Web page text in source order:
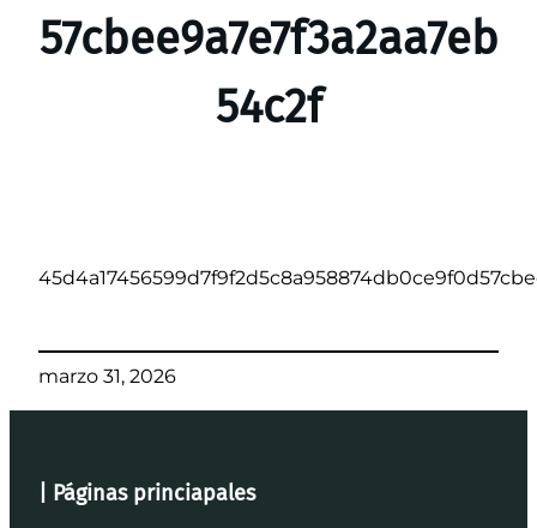
57cbee9a7e7f3a2aa7eb
54c2f
marzo 31, 2026
| Páginas princiapales